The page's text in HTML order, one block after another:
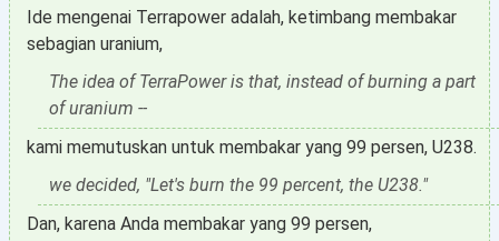
Ide mengenai Terrapower adalah, ketimbang membakar
sebagian uranium,
The idea of TerraPower is that, instead of burning a part
of uranium --
kami memutuskan untuk membakar yang 99 persen, U238.
we decided, "Let's burn the 99 percent, the U238."
Dan, karena Anda membakar yang 99 persen,